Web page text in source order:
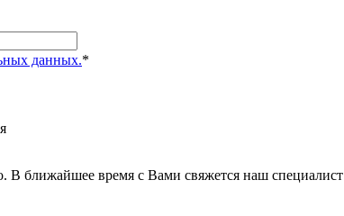
данных.*
В ближайшее время с Вами свяжется наш специалист